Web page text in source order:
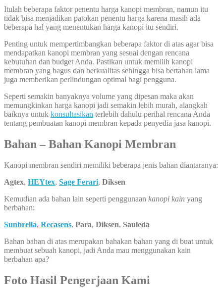
Itulah beberapa faktor penentu harga kanopi membran, namun itu
tidak bisa menjadikan patokan penentu harga karena masih ada
beberapa hal yang menentukan harga kanopi itu sendiri.
Penting untuk mempertimbangkan beberapa faktor di atas agar bisa
mendapatkan kanopi membran yang sesuai dengan rencana
kebutuhan dan budget Anda. Pastikan untuk memilih kanopi
membran yang bagus dan berkualitas sehingga bisa bertahan lama
juga memberikan perlindungan optimal bagi pengguna.
Seperti semakin banyaknya volume yang dipesan maka akan
memungkinkan harga kanopi jadi semakin lebih murah, alangkah
baiknya untuk konsultasikan terlebih dahulu perihal rencana Anda
tentang pembuatan kanopi membran kepada penyedia jasa kanopi.
Bahan – Bahan Kanopi Membran
Kanopi membran sendiri memiliki beberapa jenis bahan diantaranya:
Agtex, HEYtex, Sage Ferari, Diksen
Kemudian ada bahan lain seperti penggunaan kanopi kain yang
berbahan:
Sunbrella, Recasens, Para, Diksen, Sauleda
Bahan bahan di atas merupakan bahakan bahan yang di buat untuk
membuat sebuah kanopi, jadi Anda mau menggunakan kain
berbahan apa?
Foto Hasil Pengerjaan Kami